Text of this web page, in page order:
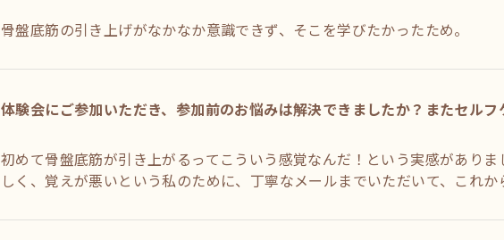
骨盤底筋の引き上げがなかなか意識できず、そこを学びたかったため。
体験会にご参加いただき、参加前のお悩みは解決できましたか？またセルフ
初めて骨盤底筋が引き上がるってこういう感覚なんだ！という実感があり
しく、覚えが悪いという私のために、丁寧なメールまでいただいて、これか